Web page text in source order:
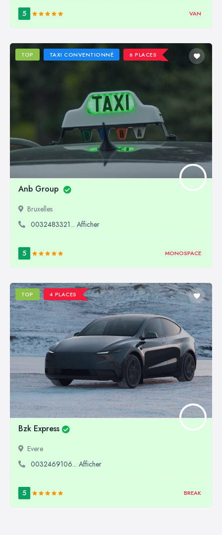
5 VAN
TOP TAXI CONVENTIONNÉ 6 PLACES
Anb Group
Bruxelles
0032483321... Afficher
5 MONOSPACE
TOP 4 PLACES
Bzk Express
Evere
0032469106... Afficher
5 BREAK